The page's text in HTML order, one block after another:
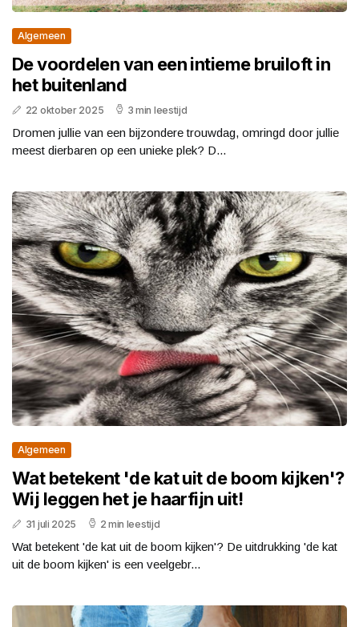
Algemeen
De voordelen van een intieme bruiloft in
het buitenland
22 oktober 2025 3 min leestijd
Dromen jullie van een bijzondere trouwdag, omringd door jullie
meest dierbaren op een unieke plek? D...
Algemeen
Wat betekent 'de kat uit de boom kijken'?
Wij leggen het je haarfijn uit!
31 juli 2025 2 min leestijd
Wat betekent 'de kat uit de boom kijken'? De uitdrukking 'de kat
uit de boom kijken' is een veelgebr...